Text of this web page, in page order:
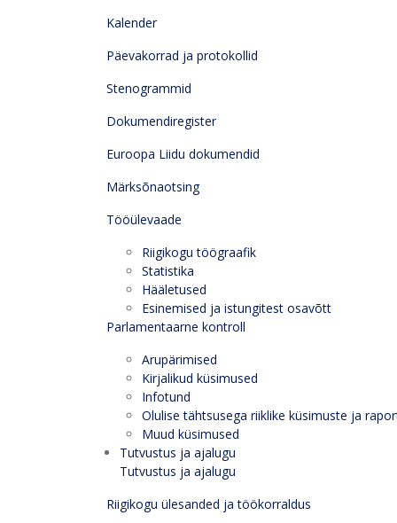
Kalender
Päevakorrad ja protokollid
Stenogrammid
Dokumendiregister
Euroopa Liidu dokumendid
Märksõnaotsing
Tööülevaade
Riigikogu töögraafik
Statistika
Hääletused
Esinemised ja istungitest osavõtt
Parlamentaarne kontroll
Arupärimised
Kirjalikud küsimused
Infotund
Olulise tähtsusega riiklike küsimuste ja
Muud küsimused
Tutvustus ja ajalugu
Tutvustus ja ajalugu
Riigikogu ülesanded ja töökorraldus